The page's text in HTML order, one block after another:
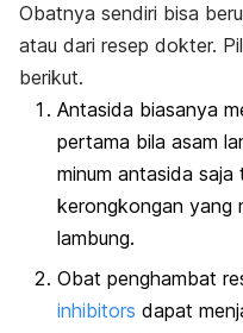
Obatnya sendiri bisa
atau dari resep dokter.
berikut.
Antasida biasanya
pertama bila asam
minum antasida
kerongkongan yang
lambung.
Obat penghambat
inhibitors dapat